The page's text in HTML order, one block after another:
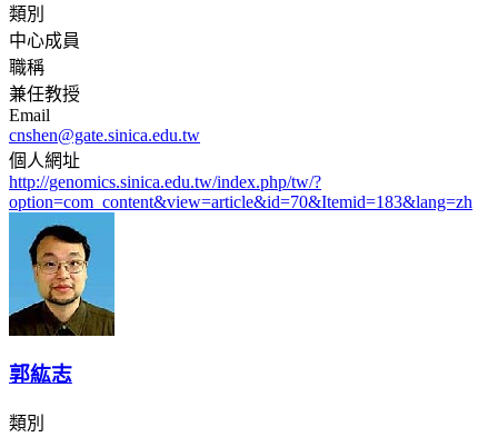
類別
中心成員
職稱
兼任教授
Email
cnshen@gate.sinica.edu.tw
個人網址
http://genomics.sinica.edu.tw/index.php/tw/?
option=com_content&view=article&id=70&Itemid=183&lang=zh
郭紘志
類別